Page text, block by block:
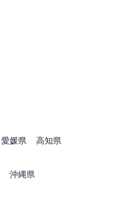
愛媛県
高知県
沖縄県